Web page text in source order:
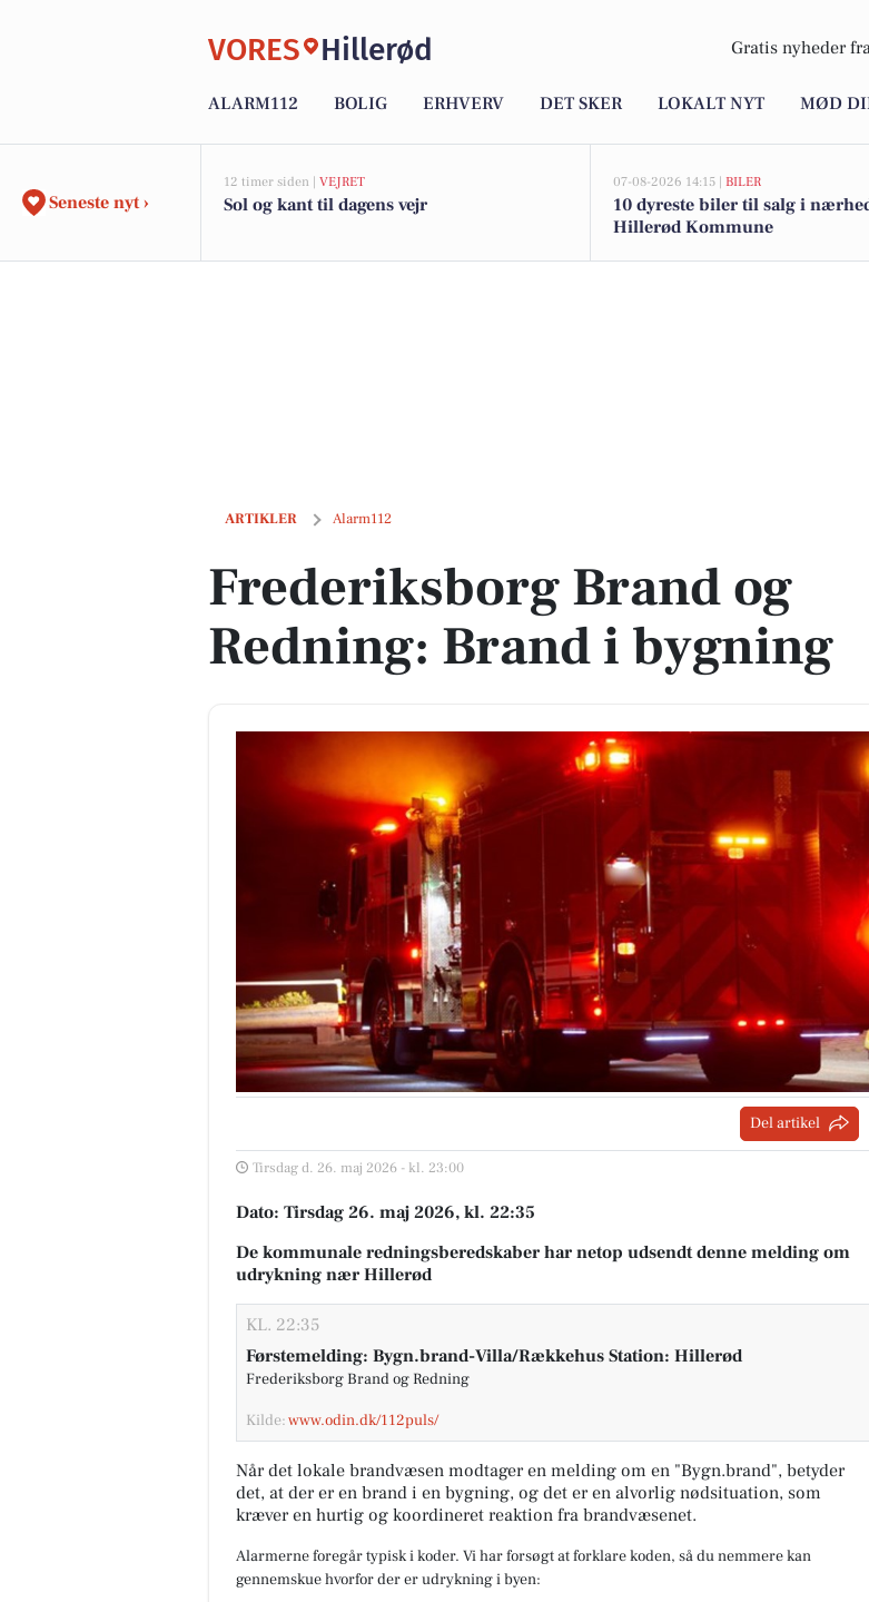
VORES Hillerød Gratis nyheder
ALARM112 BOLIG ERHVERV DET SKER LOKALT NYT MØD
Seneste nyt ›
12 timer siden | VEJRET
Sol og kant til dagens vejr
07-08-2026 14:15 | BILER
10 dyreste biler til salg i
Hillerød Kommune
ARTIKLER Alarm112
Frederiksborg Brand og Redning: Brand i bygning
Frederiksborg Brand og
Redning: Brand i bygning
Del artikel
Tirsdag d. 26. maj 2026 - kl. 23:00
Dato: Tirsdag 26. maj 2026, kl. 22:35
De kommunale redningsberedskaber har netop udsendt denne melding om
udrykning nær Hillerød
KL. 22:35
Førstemelding: Bygn.brand-Villa/Rækkehus Station: Hillerød
Frederiksborg Brand og Redning
Kilde:www.odin.dk/112puls/
Når det lokale brandvæsen modtager en melding om en "Bygn.brand", betyder
det, at der er en brand i en bygning, og det er en alvorlig nødsituation, som
kræver en hurtig og koordineret reaktion fra brandvæsenet.
Alarmerne foregår typisk i koder. Vi har forsøgt at forklare koden, så du nemmere kan
gennemskue hvorfor der er udrykning i byen: